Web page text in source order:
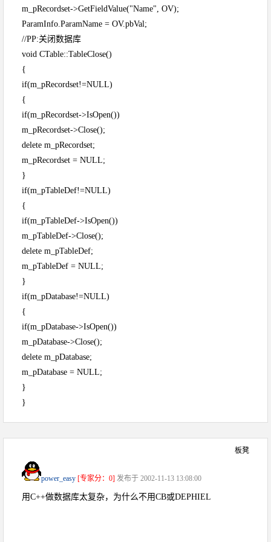
m_pRecordset->GetFieldValue("Name", OV);
ParamInfo.ParamName = OV.pbVal;
//PP:关闭数据库
void CTable::TableClose()
{
if(m_pRecordset!=NULL)
{
if(m_pRecordset->IsOpen())
m_pRecordset->Close();
delete m_pRecordset;
m_pRecordset = NULL;
}
if(m_pTableDef!=NULL)
{
if(m_pTableDef->IsOpen())
m_pTableDef->Close();
delete m_pTableDef;
m_pTableDef = NULL;
}
if(m_pDatabase!=NULL)
{
if(m_pDatabase->IsOpen())
m_pDatabase->Close();
delete m_pDatabase;
m_pDatabase = NULL;
}
}
板凳
power_easy [专家分：0] 发布于 2002-11-13 13:08:00
用C++做数据库太复杂，为什么不用CB或DEPHIEL